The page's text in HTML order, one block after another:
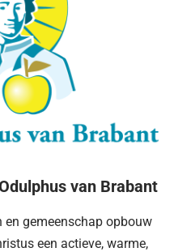
van Brabant
en gemeenschap opbouw
een actieve, warme,